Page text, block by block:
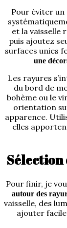
Pour éviter
et la vaisselle
puis ajoutez
surfaces unies
une
Les rayures
du bord de
bohème ou le
orientation
apparence.
elles
Pour finir, je
autour des
vaisselle, des
ajouter